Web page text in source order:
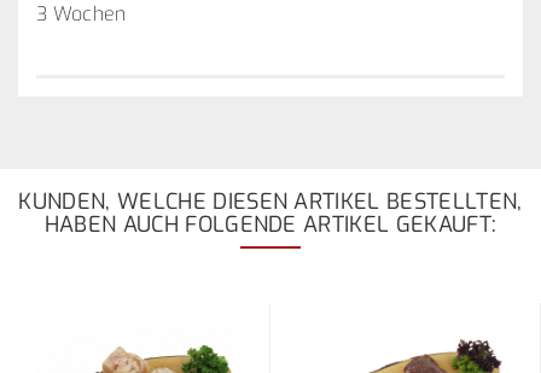
3 Wochen
KUNDEN, WELCHE DIESEN ARTIKEL BESTELLTEN,
HABEN AUCH FOLGENDE ARTIKEL GEKAUFT: